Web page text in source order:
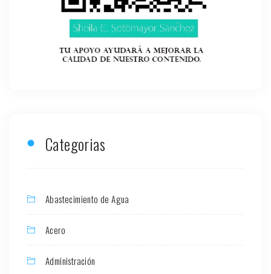
Categorias
Abastecimiento de Agua
Acero
Administración